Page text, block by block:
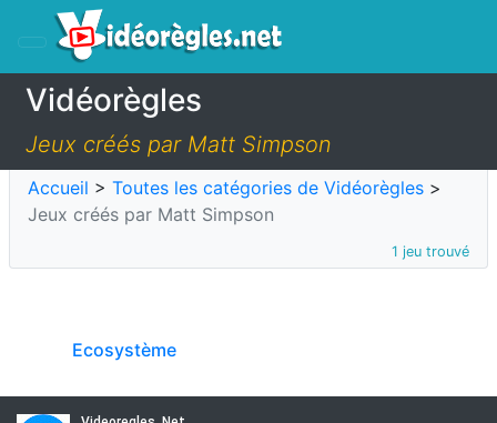
Vidéorègles
Jeux créés par Matt Simpson
Accueil > Toutes les catégories de Vidéorègles >
Jeux créés par Matt Simpson
1 jeu trouvé
Ecosystème